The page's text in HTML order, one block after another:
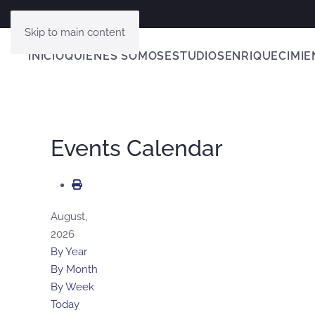
Skip to main content
INICIOQUIENES SOMOSESTUDIOS
Events Calendar
August,
2026
By Year
By Month
By Week
Today